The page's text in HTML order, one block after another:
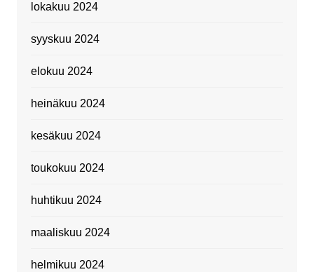
lokakuu 2024
syyskuu 2024
elokuu 2024
heinäkuu 2024
kesäkuu 2024
toukokuu 2024
huhtikuu 2024
maaliskuu 2024
helmikuu 2024